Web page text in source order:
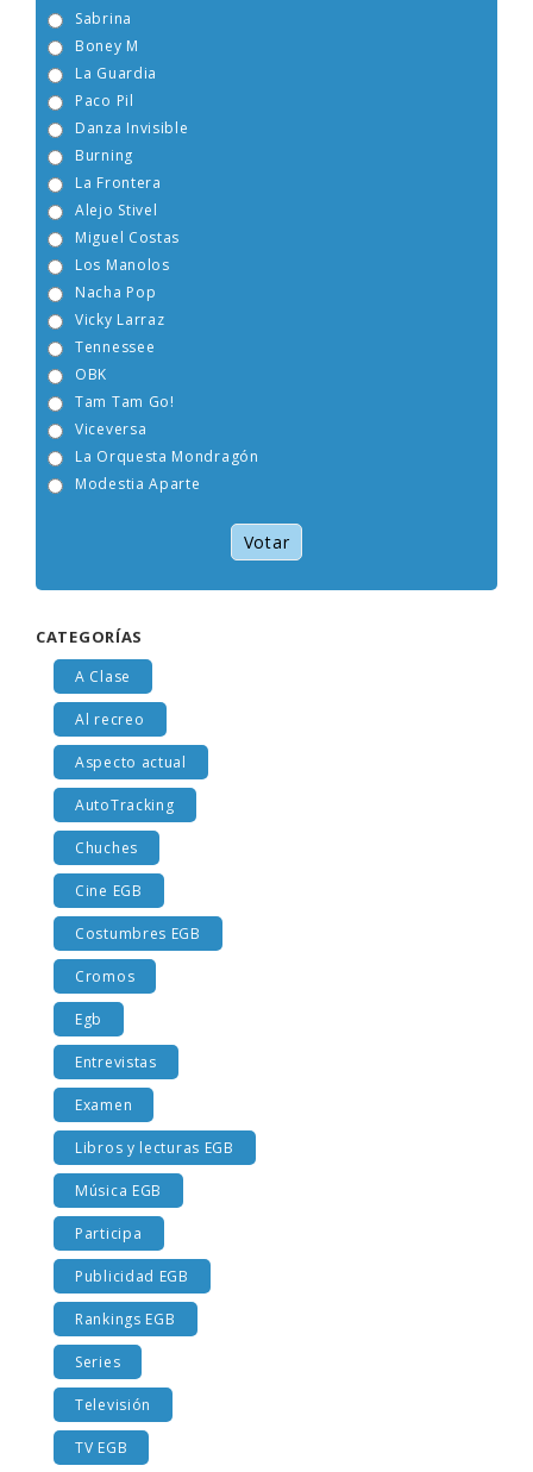
Boney M
Burning
Alejo Stivel
Miguel Costas
Nacha Pop
Vicky Larraz
La Orquesta Mondragón
Modestia Aparte
Votar
CATEGORÍAS
A Clase
Al recreo
Aspecto actual
AutoTracking
Chuches
Cine EGB
Costumbres EGB
Cromos
Egb
Entrevistas
Examen
Libros y lecturas EGB
Música EGB
Participa
Publicidad EGB
Rankings EGB
Series
Televisión
TV EGB